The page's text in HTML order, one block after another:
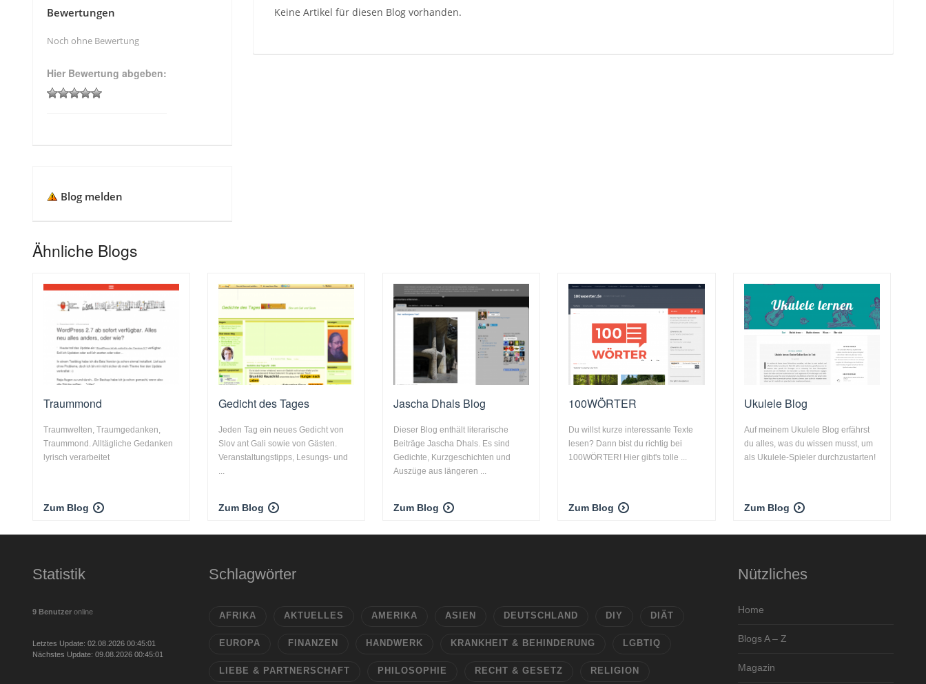
Keine Artikel für diesen Blog vorhanden.
Bewertungen
Noch ohne Bewertung
Hier Bewertung abgeben:
Blog melden
Ähnliche Blogs
Traummond
Traumwelten, Traumgedanken,
Traummond. Alltägliche Gedanken
lyrisch verarbeitet
Zum Blog
Gedicht des Tages
Jeden Tag ein neues Gedicht von
Slov ant Gali sowie von Gästen.
Veranstaltungstipps, Lesungs- und
...
Zum Blog
Jascha Dhals Blog
Dieser Blog enthält literarische
Beiträge Jascha Dhals. Es sind
Gedichte, Kurzgeschichten und
Auszüge aus längeren ...
Zum Blog
100WÖRTER
Du willst kurze interessante Texte
lesen? Dann bist du richtig bei
100WÖRTER! Hier gibt's tolle ...
Zum Blog
Ukulele Blog
Auf meinem Ukulele Blog erfährst
du alles, was du wissen musst, um
als Ukulele-Spieler durchzustarten!
Zum Blog
Statistik
9 Benutzer online
Letztes Update: 02.08.2026 00:45:01
Nächstes Update: 09.08.2026 00:45:01
Schlagwörter
AFRIKA AKTUELLES AMERIKA ASIEN DEUTSCHLAND DIY DIÄT
EUROPA FINANZEN HANDWERK KRANKHEIT & BEHINDERUNG LGBTIQ
LIEBE & PARTNERSCHAFT PHILOSOPHIE RECHT & GESETZ RELIGION
Nützliches
Home
Blogs A – Z
Magazin